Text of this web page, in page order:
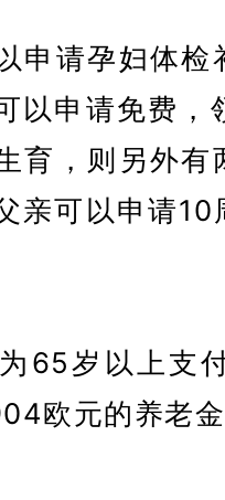
申请孕妇体
以申请免费，
育，则另外
亲可以申请10
65岁以上支
欧元的养老